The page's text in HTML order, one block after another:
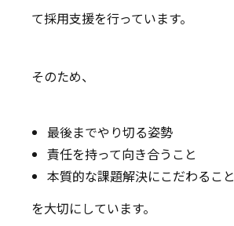
て採用支援を行っています。
そのため、
最後までやり切る姿勢
責任を持って向き合うこと
本質的な課題解決にこだわること
を大切にしています。